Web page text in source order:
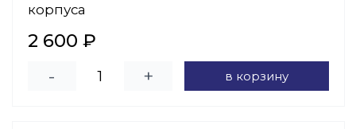
корпуса
2 600 ₽
-
+ в корзину